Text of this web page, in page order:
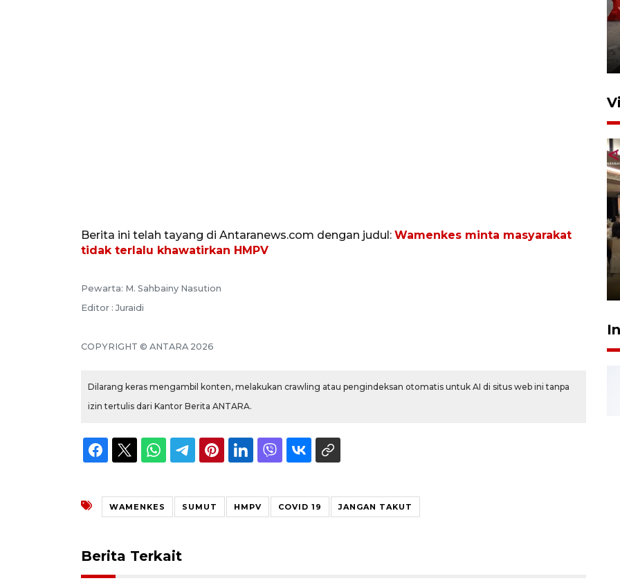
Berita ini telah tayang di Antaranews.com dengan judul: Wamenkes minta masyarakat
tidak terlalu khawatirkan HMPV
Pewarta: M. Sahbainy Nasution
Editor : Juraidi
COPYRIGHT © ANTARA 2026
Dilarang keras mengambil konten, melakukan crawling atau pengindeksan otomatis untuk AI di situs web ini tanpa
izin tertulis dari Kantor Berita ANTARA.
WAMENKES SUMUT HMPV COVID 19 JANGAN TAKUT
Berita Terkait
Kodam I Bukit Barisan